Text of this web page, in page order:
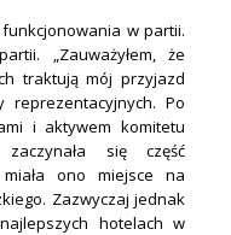
funkcjonowania w partii.
„Zauważyłem, że
traktują mój przyjazd
Po
i aktywem komitetu
się część
ono miejsce na
Zazwyczaj jednak
hotelach w